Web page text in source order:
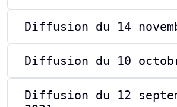
Diffusion du 14
Diffusion du 10
Diffusion du 12